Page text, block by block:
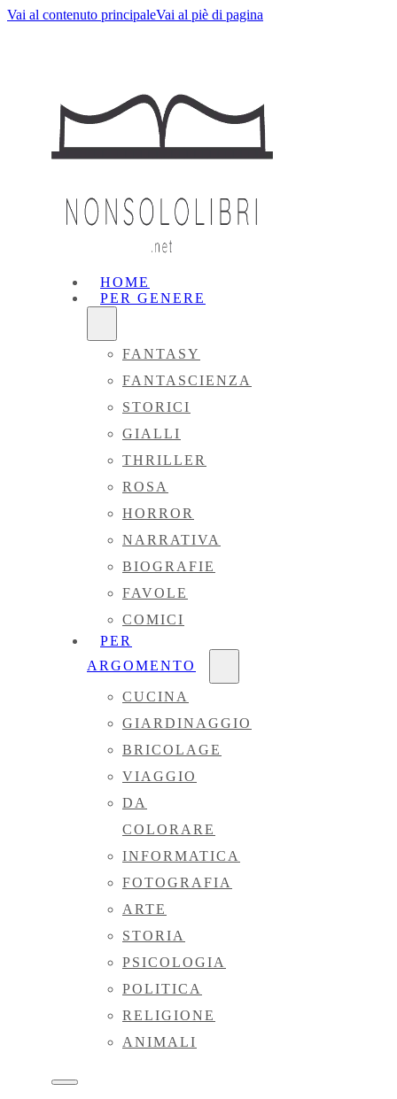
Vai al contenuto principaleVai al piè di pagina
HOME
PER GENERE
FANTASY
FANTASCIENZA
STORICI
GIALLI
THRILLER
ROSA
HORROR
NARRATIVA
BIOGRAFIE
FAVOLE
COMICI
PER
ARGOMENTO
CUCINA
GIARDINAGGIO
BRICOLAGE
VIAGGIO
DA
COLORARE
INFORMATICA
FOTOGRAFIA
ARTE
STORIA
PSICOLOGIA
POLITICA
RELIGIONE
ANIMALI